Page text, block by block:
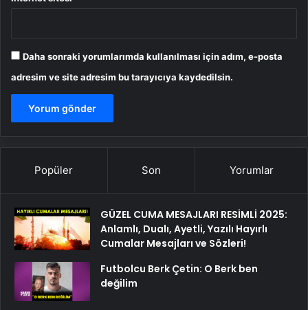
Daha sonraki yorumlarımda kullanılması için adım, e-posta
adresim ve site adresim bu tarayıcıya kaydedilsin.
Popüler Son Yorumlar
GÜZEL CUMA MESAJLARI RESİMLİ 2025:
Anlamlı, Dualı, Ayetli, Yazılı Hayırlı
Cumalar Mesajları ve Sözleri!
Futbolcu Berk Çetin: O Berk ben
değilim